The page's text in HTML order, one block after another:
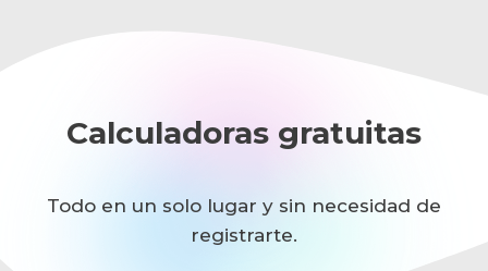
Calculadoras gratuitas
Todo en un solo lugar y sin necesidad de
registrarte.